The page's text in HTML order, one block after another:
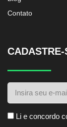
Contato
Li e concordo